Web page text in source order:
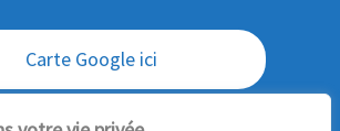
Carte Google ici